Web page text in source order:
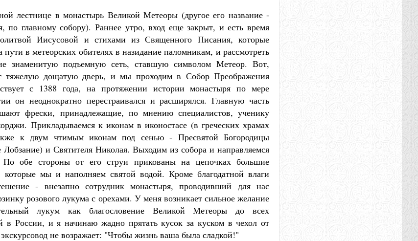
лестнице в монастырь Великой Метеоры (другое его название -
по главному собору). Раннее утро, вход еще закрыт, и есть время
Иисусовой и стихами из Священного Писания, которые
пути в метеорских обителях в назидание паломникам, и рассмотреть
знаменитую подъемную сеть, ставшую символом Метеор. Вот,
тяжелую дощатую дверь, и мы проходим в Собор Преображения
с 1388 года, на протяжении истории монастыря по мере
он неоднократно перестраивался и расширялся. Главную часть
фрески, принадлежащие, по мнению специалистов, ученику
Прикладываемся к иконам в иконостасе (в греческих храмах
к двум чтимым иконам под сенью - Пресвятой Богородицы
и Святителя Николая. Выходим из собора и направляемся
По обе стороны от его струи прикованы на цепочках большие
которые мы и наполняем святой водой. Кроме благодатной влаги
- внезапно сотрудник монастыря, проводивший для нас
розового лукума с орехами. У меня возникает сильное желание
лукум как благословение Великой Метеоры до всех
в России, и я начинаю жадно прятать кусок за куском в чехол от
не возражает: "Чтобы жизнь ваша была сладкой!"